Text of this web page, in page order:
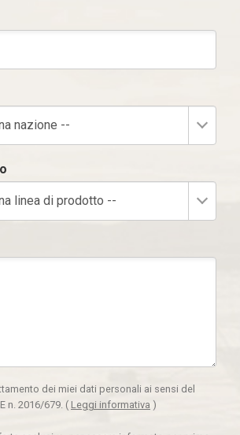
nazione --
linea di prodotto --
dei miei dati personali ai sensi del
n. 2016/679. ( Leggi informativa )